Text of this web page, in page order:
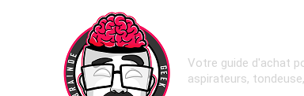
Votre guide d'achat
aspirateurs,